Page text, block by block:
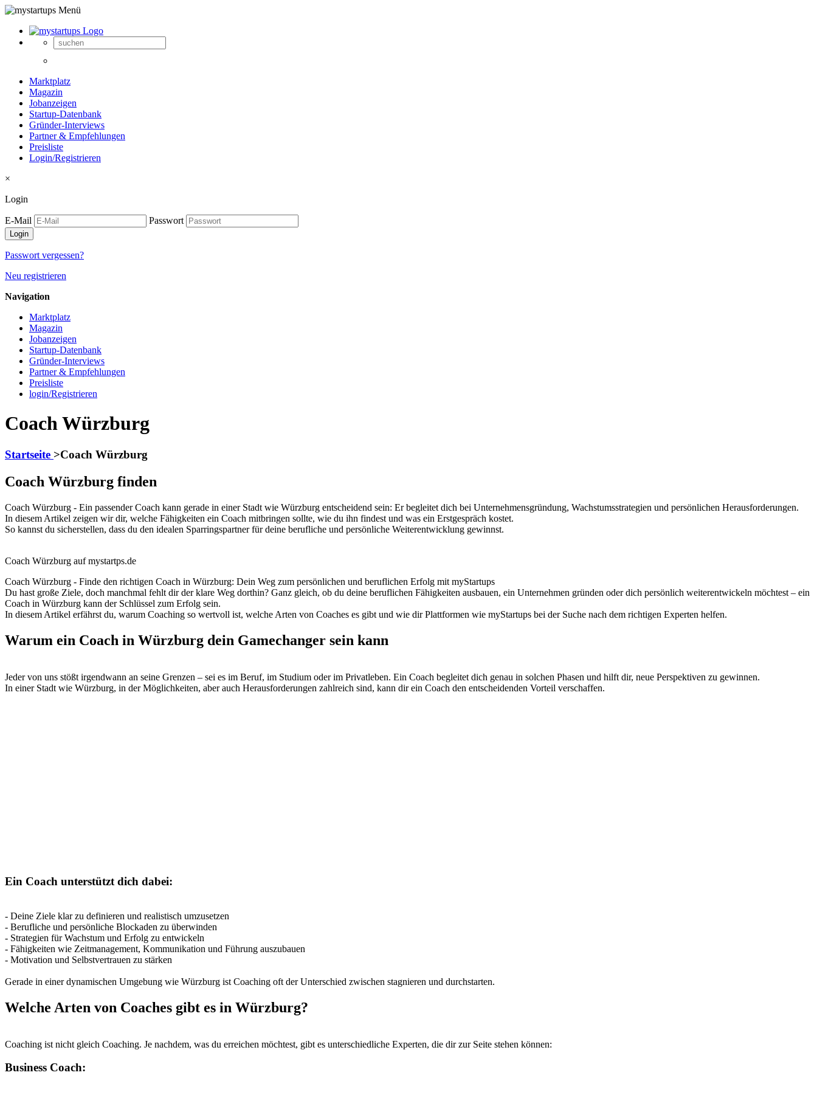
Marktplatz
Magazin
Jobanzeigen
Startup-Datenbank
Gründer-Interviews
Partner & Empfehlungen
Preisliste
Login/Registrieren
×
Login
E-Mail Passwort
Passwort vergessen?
Neu registrieren
Navigation
Marktplatz
Magazin
Jobanzeigen
Startup-Datenbank
Gründer-Interviews
Partner & Empfehlungen
Preisliste
login/Registrieren
Coach Würzburg
Startseite >Coach Würzburg
Coach Würzburg finden
Coach Würzburg - Ein passender Coach kann gerade in einer Stadt wie Würzburg entscheidend sein: Er begleitet dich bei Unternehmensgründung, Wachstumsstrategien und persönlichen Herausforderungen.
In diesem Artikel zeigen wir dir, welche Fähigkeiten ein Coach mitbringen sollte, wie du ihn findest und was ein Erstgespräch kostet.
So kannst du sicherstellen, dass du den idealen Sparringspartner für deine berufliche und persönliche Weiterentwicklung gewinnst.
Coach Würzburg auf mystartps.de
Coach Würzburg - Finde den richtigen Coach in Würzburg: Dein Weg zum persönlichen und beruflichen Erfolg mit myStartups
Du hast große Ziele, doch manchmal fehlt dir der klare Weg dorthin? Ganz gleich, ob du deine beruflichen Fähigkeiten ausbauen, ein Unternehmen gründen oder dich persönlich weiterentwickeln möchtest – ein
Coach in Würzburg kann der Schlüssel zum Erfolg sein.
In diesem Artikel erfährst du, warum Coaching so wertvoll ist, welche Arten von Coaches es gibt und wie dir Plattformen wie myStartups bei der Suche nach dem richtigen Experten helfen.
Warum ein Coach in Würzburg dein Gamechanger sein kann
Jeder von uns stößt irgendwann an seine Grenzen – sei es im Beruf, im Studium oder im Privatleben. Ein Coach begleitet dich genau in solchen Phasen und hilft dir, neue Perspektiven zu gewinnen.
In einer Stadt wie Würzburg, in der Möglichkeiten, aber auch Herausforderungen zahlreich sind, kann dir ein Coach den entscheidenden Vorteil verschaffen.
Ein Coach unterstützt dich dabei:
- Deine Ziele klar zu definieren und realistisch umzusetzen
- Berufliche und persönliche Blockaden zu überwinden
- Strategien für Wachstum und Erfolg zu entwickeln
- Fähigkeiten wie Zeitmanagement, Kommunikation und Führung auszubauen
- Motivation und Selbstvertrauen zu stärken
Gerade in einer dynamischen Umgebung wie Würzburg ist Coaching oft der Unterschied zwischen stagnieren und durchstarten.
Welche Arten von Coaches gibt es in Würzburg?
Coaching ist nicht gleich Coaching. Je nachdem, was du erreichen möchtest, gibt es unterschiedliche Experten, die dir zur Seite stehen können:
Business Coach: